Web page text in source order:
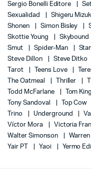
Sergio Bonelli Editore
Sexualidad
Shigeru
Shonen
Simon Bisley
Skottie Young
Skybound
Smut
Spider-Man
Steve Dillon
Steve Ditko
Tarot
Teens Love
The Oatmeal
Thriller
Todd McFarlane
Tom King
Tony Sandoval
Top Cow
Trino
Underground
Víctor Mora
Victoria
Walter Simonson
Yair PT
Yaoi Yermo